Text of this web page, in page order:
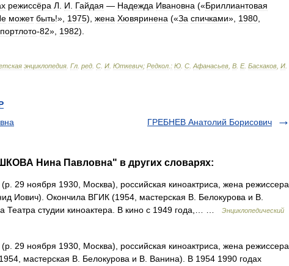
режиссёра Л И Гайдая — Надежда Ивановна («Бриллиантовая
может быть!», 1975), жена Хювяринена («За спичками», 1980
-82», 1982).
энциклопедия Гл ред С И Юткевич; Редкол : Ю С Афанасьев В Е. Баскаков И
ГРЕБНЕВ Анатолий Борисович
Нина Павловна" в других словарях:
29 ноября 1930, Москва), российская киноактриса, жена режиссера
Иович). Окончила ВГИК (1954, мастерская В. Белокурова и В.
Театра студии киноактера. В кино с 1949 года,… …
Энциклопедический
29 ноября 1930, Москва), российская киноактриса, жена режиссера
мастерская В. Белокурова и В. Ванина). В 1954 1990 годах